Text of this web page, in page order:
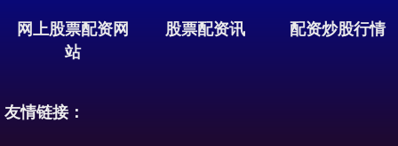
网上股票配资网
站
股票配资讯 配资炒股行情
友情链接：